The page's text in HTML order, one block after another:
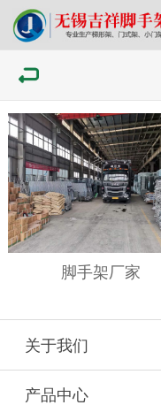
脚手架厂家
关于我们
产品中心